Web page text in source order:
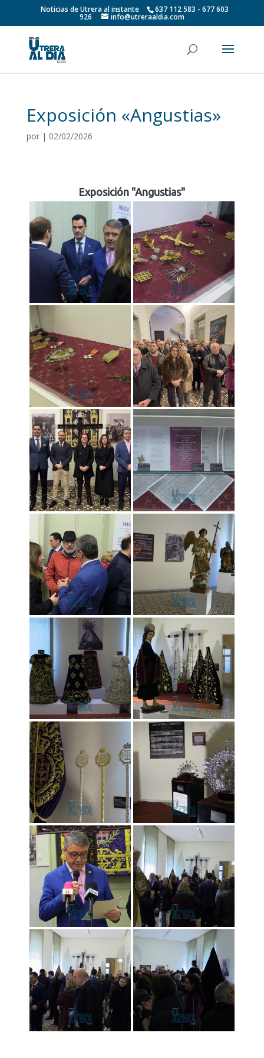
Noticias de Utrera al instante 637 112 583 - 677 603
926 info@utreraaldia.com
Exposición «Angustias»
por | 02/02/2026
Exposición "Angustias"